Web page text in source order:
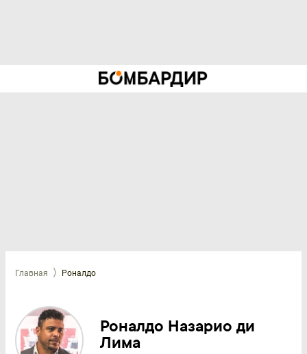
Главная Роналдо
Роналдо Назарио ди
Лима